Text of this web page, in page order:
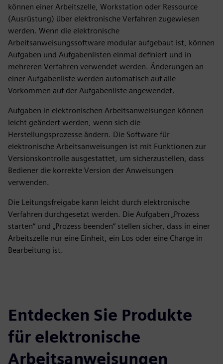
können einer Arbeitszelle, Workstation oder Ressource
(Ausrüstung) über elektronische Verfahren zugewiesen
werden. Wenn die elektronische
Arbeitsanweisungssoftware modular aufgebaut ist, können
Aufgaben und Aufgabenlisten einmal definiert und in
mehreren Verfahren verwendet werden. Änderungen an
einer Aufgabenliste werden automatisch auf alle
Vorkommen auf der Aufgabenliste angewendet.
Aufgaben in elektronischen Arbeitsanweisungen können
leicht geändert werden, wenn sich die
Herstellungsprozesse ändern. Die Software für
elektronische Arbeitsanweisungen ist mit Funktionen zur
Versionskontrolle ausgestattet, um sicherzustellen, dass
Bediener die korrekte Version der Anweisungen
verwenden.
Die Leitungsfreigabe kann leicht durch elektronische
Verfahren durchgesetzt werden. Die Aufgaben „Prozess
starten“ und „Prozess beenden“ stellen sicher, dass in einer
Arbeitszelle nur eine Einheit, ein Los oder eine Charge in
Bearbeitung ist.
Entdecken Sie Produkte
für elektronische
Arbeitsanweisungen